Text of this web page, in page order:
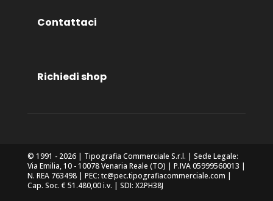
Contattaci
Richiedi shop
© 1991 - 2026 | Tipografia Commerciale S.r.l. | Sede Legale:
Via Emilia, 10 - 10078 Venaria Reale (TO) | P.IVA 05999560013 |
N. REA 763498 | PEC: tc@pec.tipografiacommerciale.com |
Cap. Soc. € 51.480,00 i.v. | SDI: X2PH38J